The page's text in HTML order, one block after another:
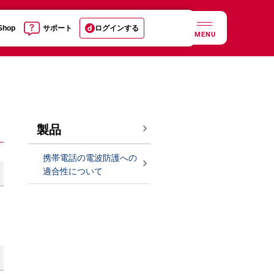
サポート ログインする
MENU
製品
携帯電話の電波防護への
適合性について